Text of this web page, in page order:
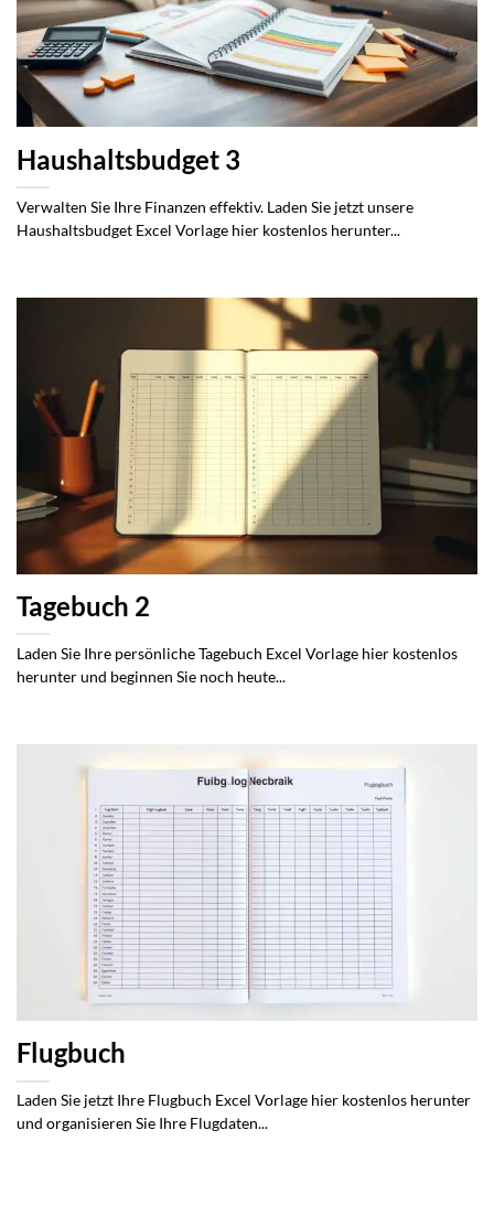
Haushaltsbudget 3
Verwalten Sie Ihre Finanzen effektiv. Laden Sie jetzt unsere
Haushaltsbudget Excel Vorlage hier kostenlos herunter...
Tagebuch 2
Laden Sie Ihre persönliche Tagebuch Excel Vorlage hier kostenlos
herunter und beginnen Sie noch heute...
Flugbuch
Laden Sie jetzt Ihre Flugbuch Excel Vorlage hier kostenlos herunter
und organisieren Sie Ihre Flugdaten...